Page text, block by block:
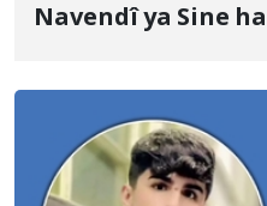
Navendî ya Sine